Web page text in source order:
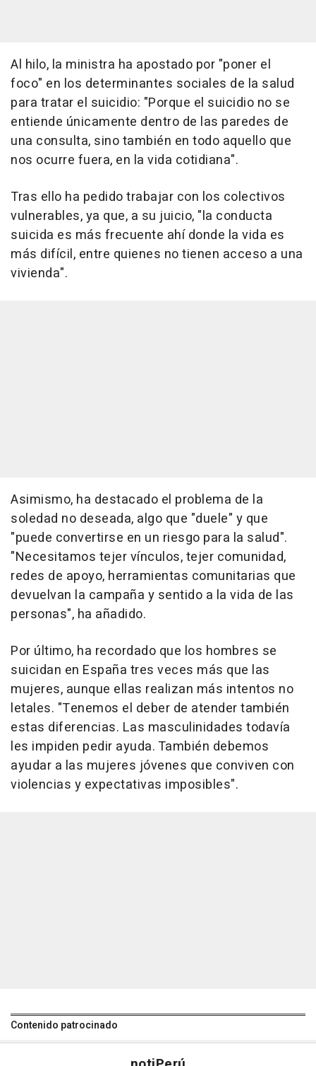
Al hilo, la ministra ha apostado por "poner el
foco" en los determinantes sociales de la salud
para tratar el suicidio: "Porque el suicidio no se
entiende únicamente dentro de las paredes de
una consulta, sino también en todo aquello que
nos ocurre fuera, en la vida cotidiana".
Tras ello ha pedido trabajar con los colectivos
vulnerables, ya que, a su juicio, "la conducta
suicida es más frecuente ahí donde la vida es
más difícil, entre quienes no tienen acceso a una
vivienda".
Asimismo, ha destacado el problema de la
soledad no deseada, algo que "duele" y que
"puede convertirse en un riesgo para la salud".
"Necesitamos tejer vínculos, tejer comunidad,
redes de apoyo, herramientas comunitarias que
devuelvan la campaña y sentido a la vida de las
personas", ha añadido.
Por último, ha recordado que los hombres se
suicidan en España tres veces más que las
mujeres, aunque ellas realizan más intentos no
letales. "Tenemos el deber de atender también
estas diferencias. Las masculinidades todavía
les impiden pedir ayuda. También debemos
ayudar a las mujeres jóvenes que conviven con
violencias y expectativas imposibles".
Contenido patrocinado